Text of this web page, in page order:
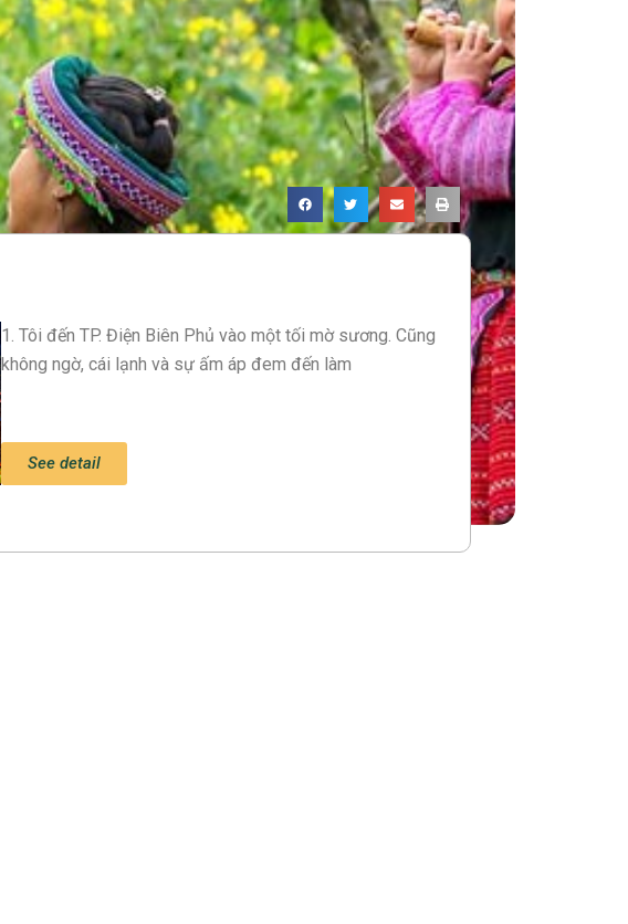
1. Tôi đến TP. Điện Biên Phủ vào một tối mờ sương. Cũng
không ngờ, cái lạnh và sự ấm áp đem đến làm
See detail